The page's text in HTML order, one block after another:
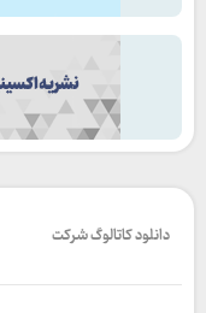
دانلود کاتالوگ شرکت